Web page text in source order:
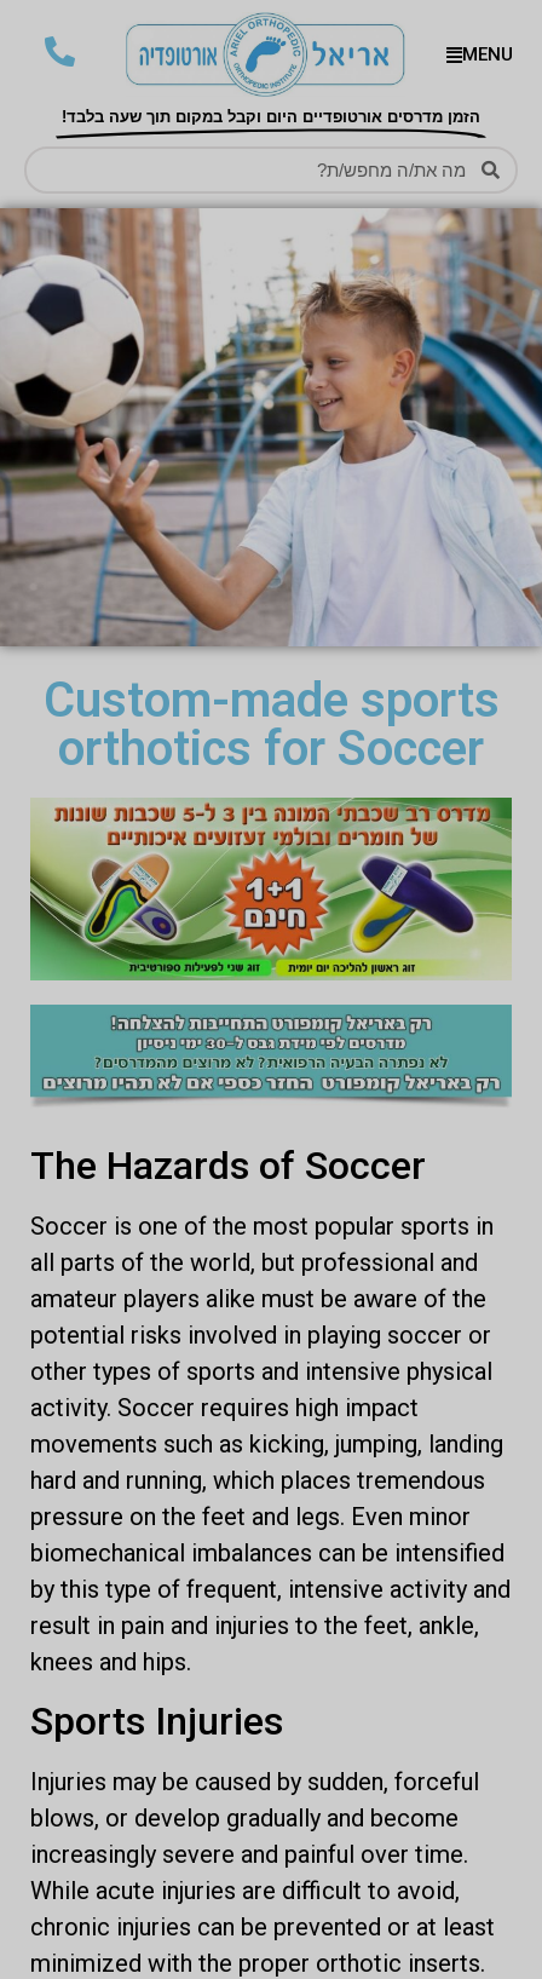
MENU
הזמן מדרסים אורטופדיים היום וקבל במקום תוך שעה בלבד!
Custom-made sports
orthotics for Soccer
The Hazards of Soccer
Soccer is one of the most popular sports in
all parts of the world, but professional and
amateur players alike must be aware of the
potential risks involved in playing soccer or
other types of sports and intensive physical
activity. Soccer requires high impact
movements such as kicking, jumping, landing
hard and running, which places tremendous
pressure on the feet and legs. Even minor
biomechanical imbalances can be intensified
by this type of frequent, intensive activity and
result in pain and injuries to the feet, ankle,
knees and hips.
Sports Injuries
Injuries may be caused by sudden, forceful
blows, or develop gradually and become
increasingly severe and painful over time.
While acute injuries are difficult to avoid,
chronic injuries can be prevented or at least
minimized with the proper orthotic inserts.